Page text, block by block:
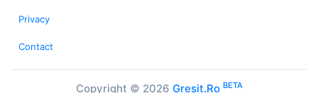
Privacy
Contact
Copyright © 2026 Gresit.Ro BETA